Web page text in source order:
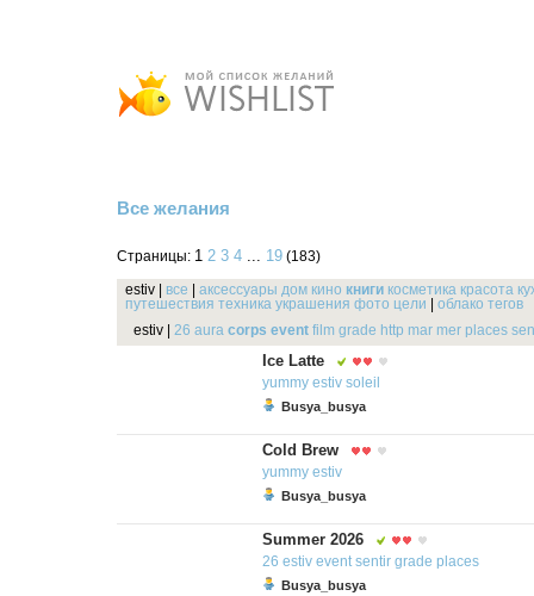
Все желания
Страницы: 1 2 3 4 ... 19 (183)
estiv все аксессуары дом кино книги косметика красота
путешествия техника украшения фото цели
облако тегов
estiv
26 aura corps event film grade http mar mer places
Ice Latte
yummy estiv soleil
Busya_busya
Cold Brew
yummy estiv
Busya_busya
Summer 2026
26 estiv event sentir grade places
Busya_busya